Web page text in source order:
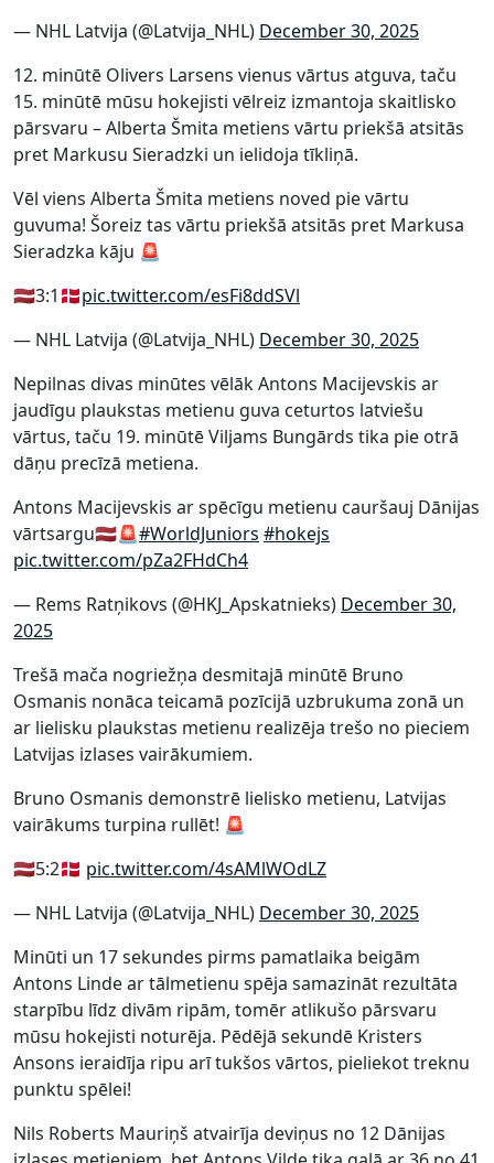
— NHL Latvija (@Latvija_NHL) December 30, 2025
12. minūtē Olivers Larsens vienus vārtus atguva, taču
15. minūtē mūsu hokejisti vēlreiz izmantoja skaitlisko
pārsvaru – Alberta Šmita metiens vārtu priekšā atsitās
pret Markusu Sieradzki un ielidoja tīkliņā.
Vēl viens Alberta Šmita metiens noved pie vārtu
guvuma! Šoreiz tas vārtu priekšā atsitās pret Markusa
Sieradzka kāju 🚨
🇱🇻3:1🇩🇰pic.twitter.com/esFi8ddSVl
— NHL Latvija (@Latvija_NHL) December 30, 2025
Nepilnas divas minūtes vēlāk Antons Macijevskis ar
jaudīgu plaukstas metienu guva ceturtos latviešu
vārtus, taču 19. minūtē Viljams Bungārds tika pie otrā
dāņu precīzā metiena.
Antons Macijevskis ar spēcīgu metienu cauršauj Dānijas
vārtsargu🇱🇻🚨#WorldJuniors #hokejs
pic.twitter.com/pZa2FHdCh4
— Rems Ratņikovs (@HKJ_Apskatnieks) December 30,
2025
Trešā mača nogriežņa desmitajā minūtē Bruno
Osmanis nonāca teicamā pozīcijā uzbrukuma zonā un
ar lielisku plaukstas metienu realizēja trešo no pieciem
Latvijas izlases vairākumiem.
Bruno Osmanis demonstrē lielisko metienu, Latvijas
vairākums turpina rullēt! 🚨
🇱🇻5:2🇩🇰 pic.twitter.com/4sAMlWOdLZ
— NHL Latvija (@Latvija_NHL) December 30, 2025
Minūti un 17 sekundes pirms pamatlaika beigām
Antons Linde ar tālmetienu spēja samazināt rezultāta
starpību līdz divām ripām, tomēr atlikušo pārsvaru
mūsu hokejisti noturēja. Pēdējā sekundē Kristers
Ansons ieraidīja ripu arī tukšos vārtos, pieliekot treknu
punktu spēlei!
Nils Roberts Mauriņš atvairīja deviņus no 12 Dānijas